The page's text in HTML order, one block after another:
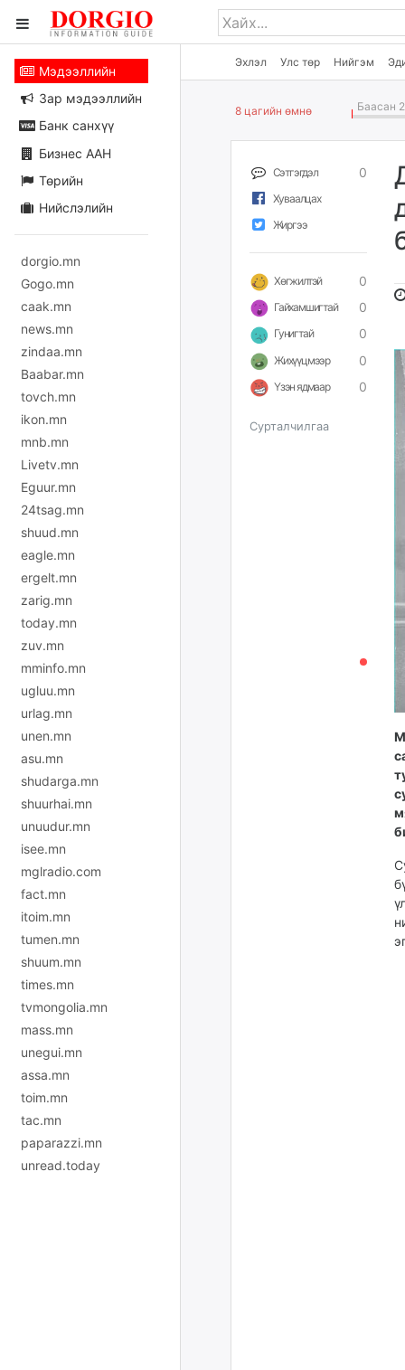
Эхлэл Улс төр Нийгэм
Мэдээллийн
Зар мэдээллийн
Банк санхүү
Бизнес ААН
Төрийн
Нийслэлийн
dorgio.mn
Gogo.mn
caak.mn
news.mn
zindaa.mn
Baabar.mn
tovch.mn
ikon.mn
mnb.mn
Livetv.mn
Eguur.mn
24tsag.mn
shuud.mn
eagle.mn
ergelt.mn
zarig.mn
today.mn
zuv.mn
mminfo.mn
ugluu.mn
urlag.mn
unen.mn
asu.mn
shudarga.mn
shuurhai.mn
unuudur.mn
isee.mn
mglradio.com
fact.mn
itoim.mn
tumen.mn
shuum.mn
times.mn
tvmongolia.mn
mass.mn
unegui.mn
assa.mn
toim.mn
tac.mn
paparazzi.mn
unread.today
8 цагийн өмнө Баасан
Сэтгэгдэл 0
Хуваалцах
Жиргээ
Хөгжилтэй 0
Гайхамшигтай 0
Гунигтай 0
Жихүүцмээр 0
Үзэн ядмаар 0
Сурталчилгаа